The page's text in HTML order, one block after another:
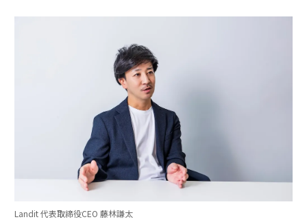
Landit 代表取締役CEO 藤林謙太